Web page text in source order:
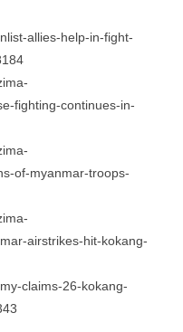
allies-help-in-fight-
fighting-continues-in-
of-myanmar-troops-
airstrikes-hit-kokang-
claims-26-kokang-